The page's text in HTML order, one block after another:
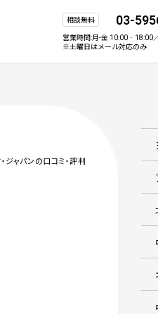
相談無料 03-
営業時間:月-金 10:00‐18:00
※土曜日はメール対応のみ
ジャパンの口コミ・評判